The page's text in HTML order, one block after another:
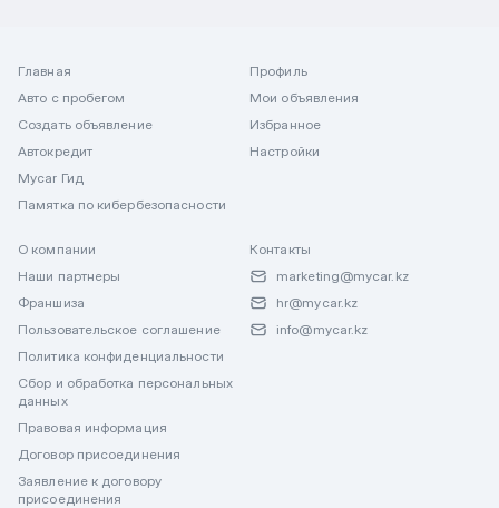
Главная
Авто с пробегом
Создать объявление
Автокредит
Mycar Гид
Памятка по кибербезопасности
Профиль
Мои объявления
Избранное
Настройки
О компании
Наши партнеры
Франшиза
Пользовательское соглашение
Политика конфиденциальности
Сбор и обработка персональных
данных
Правовая информация
Договор присоединения
Заявление к договору
присоединения
Контакты
marketing@mycar.kz
hr@mycar.kz
info@mycar.kz